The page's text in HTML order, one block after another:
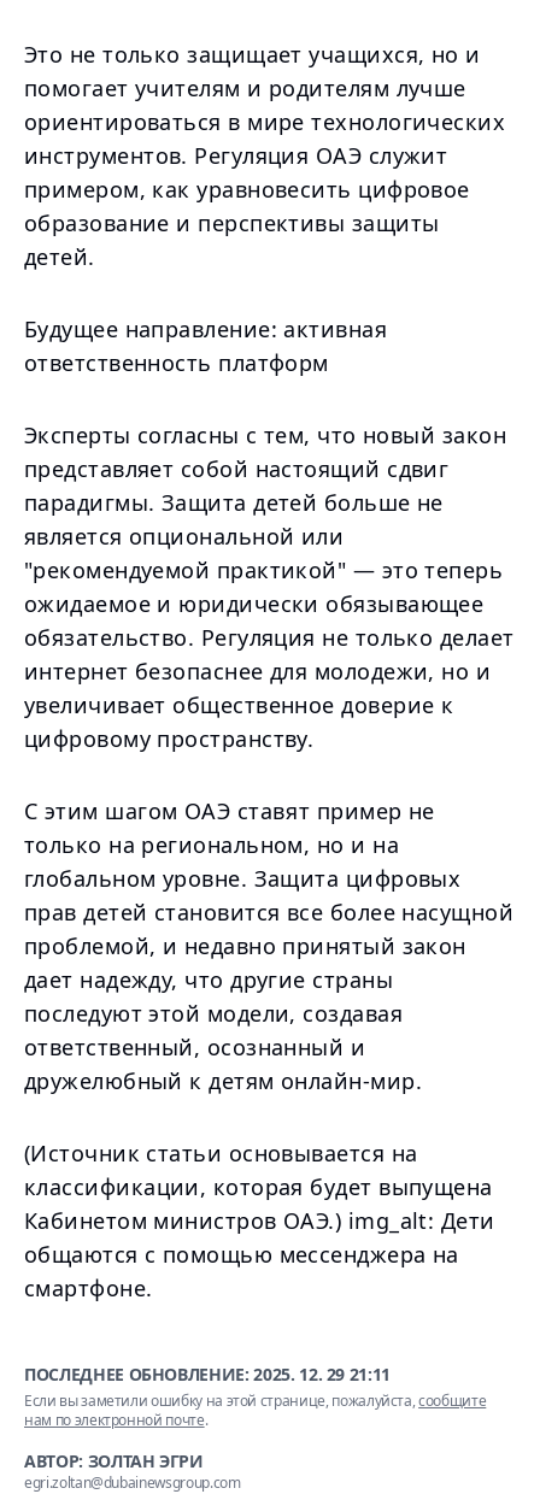
Это не только защищает учащихся, но и
помогает учителям и родителям лучше
ориентироваться в мире технологических
инструментов. Регуляция ОАЭ служит
примером, как уравновесить цифровое
образование и перспективы защиты
детей.
Будущее направление: активная
ответственность платформ
Эксперты согласны с тем, что новый закон
представляет собой настоящий сдвиг
парадигмы. Защита детей больше не
является опциональной или
"рекомендуемой практикой" — это теперь
ожидаемое и юридически обязывающее
обязательство. Регуляция не только делает
интернет безопаснее для молодежи, но и
увеличивает общественное доверие к
цифровому пространству.
С этим шагом ОАЭ ставят пример не
только на региональном, но и на
глобальном уровне. Защита цифровых
прав детей становится все более насущной
проблемой, и недавно принятый закон
дает надежду, что другие страны
последуют этой модели, создавая
ответственный, осознанный и
дружелюбный к детям онлайн-мир.
(Источник статьи основывается на
классификации, которая будет выпущена
Кабинетом министров ОАЭ.) img_alt: Дети
общаются с помощью мессенджера на
смартфоне.
ПОСЛЕДНЕЕ ОБНОВЛЕНИЕ:2025. 12. 29 21:11
Если вы заметили ошибку на этой странице, пожалуйста,сообщите
нам по электронной почте.
АВТОР: ЗОЛТАН ЭГРИ
egri.zoltan@dubainewsgroup.com